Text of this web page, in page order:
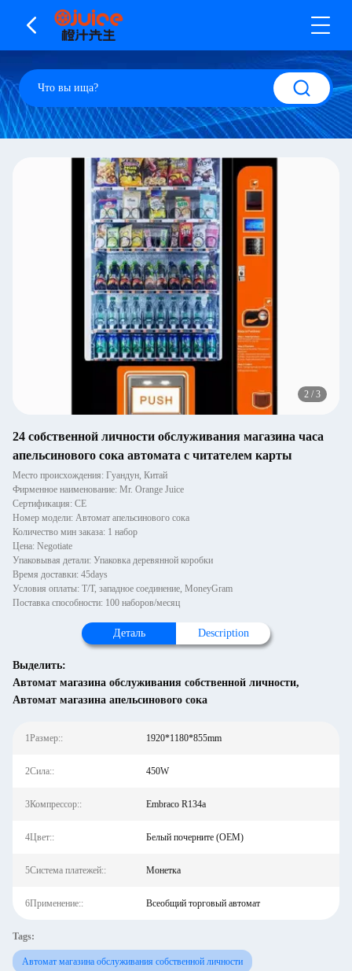
2 / 3
24 собственной личности обслуживания магазина часа
апельсинового сока автомата с читателем карты
Место происхождения: Гуандун, Китай
Фирменное наименование: Mr. Orange Juice
Сертификация: CE
Номер модели: Автомат апельсинового сока
Количество мин заказа: 1 набор
Цена: Negotiate
Упаковывая детали: Упаковка деревянной коробки
Время доставки: 45days
Условия оплаты: T/T, западное соединение, MoneyGram
Поставка способности: 100 наборов/месяц
Деталь Description
Выделить:
Автомат магазина обслуживания собственной личности,
Автомат магазина апельсинового сока
1Размер:: 1920*1180*855mm
2Сила:: 450W
3Компрессор:: Embraco R134a
4Цвет:: Белый почерните (OEM)
5Система платежей:: Монетка
6Применение:: Всеобщий торговый автомат
Tags:
Автомат магазина обслуживания собственной личности